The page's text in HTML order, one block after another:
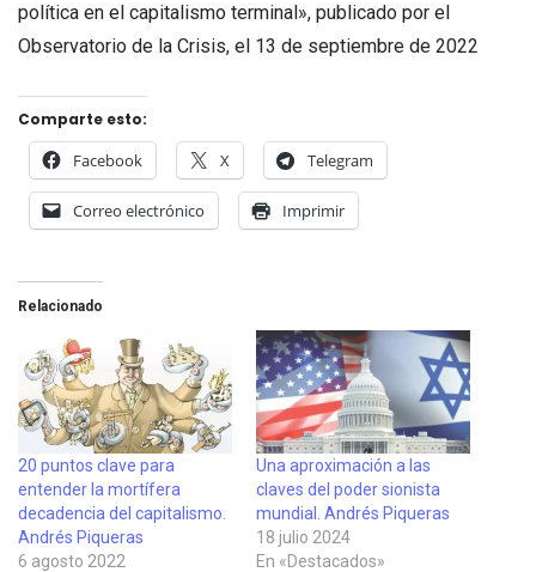
política en el capitalismo terminal», publicado por el
Observatorio de la Crisis, el 13 de septiembre de 2022
Comparte esto:
Facebook X Telegram
Correo electrónico Imprimir
Relacionado
20 puntos clave para
entender la mortífera
decadencia del capitalismo.
Andrés Piqueras
6 agosto 2022
Una aproximación a las
claves del poder sionista
mundial. Andrés Piqueras
18 julio 2024
En «Destacados»